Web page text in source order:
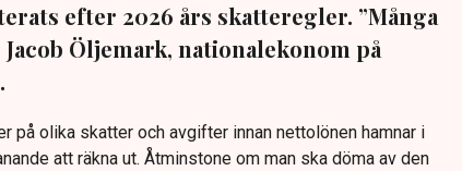
efter 2026 års skatteregler. ”Många
Öljemark, nationalekonom på
på olika skatter och avgifter innan nettolönen hamnar i
att räkna ut. Åtminstone om man ska döma av den